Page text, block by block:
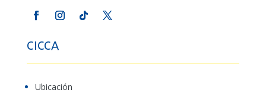
CICCA
Ubicación